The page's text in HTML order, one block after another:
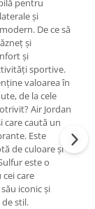
pentru
și
De ce să
și
și
sportive.
valoarea în
de la cele
Air Jordan
care caută un
Este
de culoare și
este o
care
iconic și
stil.